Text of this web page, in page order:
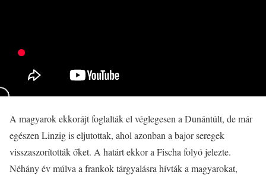
A magyarok ekkorájt foglalták el véglegesen a Dunántúlt, de már
egészen Linzig is eljutottak, ahol azonban a bajor seregek
visszaszorították őket. A határt ekkor a Fischa folyó jelezte.
Néhány év múlva a frankok tárgyalásra hívták a magyarokat,